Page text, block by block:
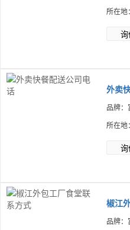
所在地
询
外卖
品牌：
所在地
询
椒江
品牌：